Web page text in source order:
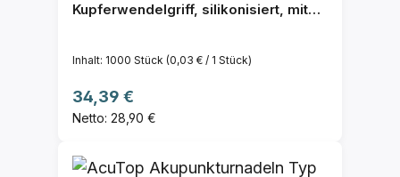
Kupferwendelgriff, silikonisiert, mit
Inhalt: 1000 Stück (0,03 € / 1 Stück)
Regulärer Preis:
34,39 €
Netto: 28,90 €